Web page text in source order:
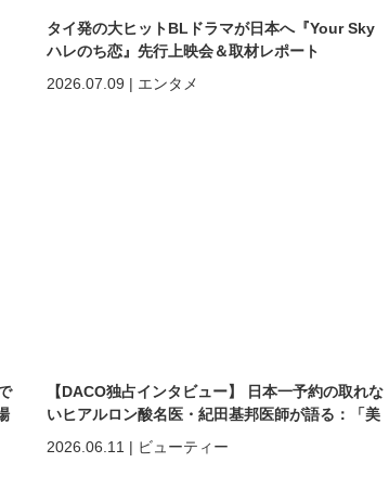
タイ発の大ヒットBLドラマが日本へ『Your Sky
ハレのち恋』先行上映会＆取材レポート
2026.07.09 | エンタメ
【DACO独占インタビュー】 日本一予約の取れな
いヒアルロン酸名医・紀田基邦医師が語る：「美
しくなる」だけではない。 “自分を好きになる”た
めの美容医療
2026.06.11 | ビューティー